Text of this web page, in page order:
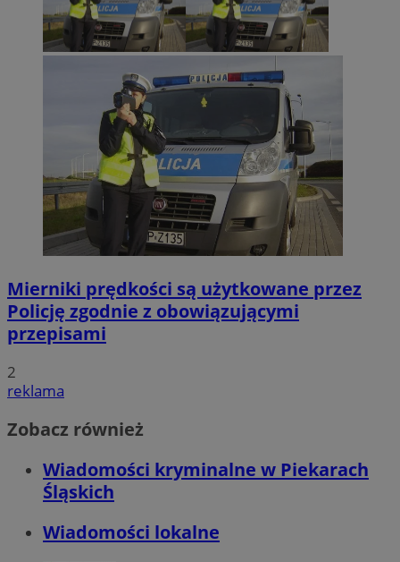
Mierniki prędkości są użytkowane przez
Policję zgodnie z obowiązującymi
przepisami
2
reklama
Zobacz również
Wiadomości kryminalne w Piekarach
Śląskich
Wiadomości lokalne